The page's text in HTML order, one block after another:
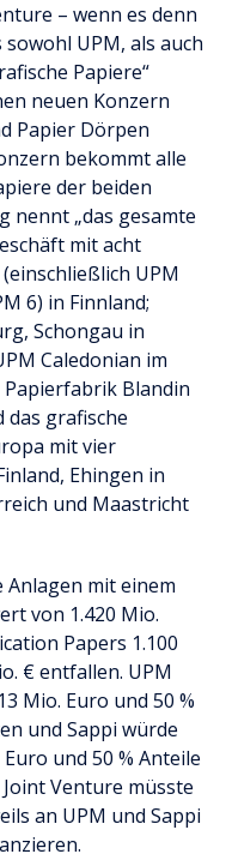
– wenn es denn
UPM, als auch
Papiere“
neuen Konzern
Papier Dörpen
bekommt alle
der beiden
nennt „das gesamte
mit acht
UPM
6) in Finnland;
Schongau in
Caledonian im
Blandin
das grafische
mit vier
Ehingen in
und Maastricht
Anlagen mit einem
von 1.420 Mio.
Papers 1.100
€ entfallen. UPM
Mio. Euro und 50 %
und Sappi würde
und 50 % Anteile
Venture müsste
an UPM und Sappi